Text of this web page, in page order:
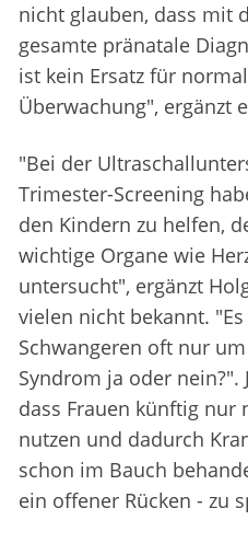
nicht glauben, dass mit
gesamte pränatale
ist kein Ersatz für
Überwachung", ergänzt
"Bei der
Trimester-Screening
den Kindern zu helfen,
wichtige Organe wie
untersucht", ergänzt
vielen nicht bekannt.
Schwangeren oft nur
Syndrom ja oder nein?".
dass Frauen künftig nur
nutzen und dadurch
schon im Bauch
ein offener Rücken - zu